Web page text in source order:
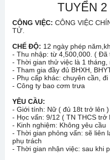
TUYỂN
CÔNG VIỆC: CÔNG VIỆC
TỬ.
CHẾ ĐỘ: 12 ngày phép
- Thu nhập: từ 4,500,000. ( Đã
- Thời gian thử việc là 1
- Tham gia đầy đủ BHXH,
- Phụ cấp khác: chuyên cần, đi
- Công ty bao cơm trưa
YÊU CẦU:
- Giới tính: Nữ ( đủ 18t trở lên )
- Học vấn: 9/12 ( TN THCS trở
- Kinh nghiệm: Không yêu cầu
- Thời gian phỏng vấn: sẽ liên
phụ trách
- Thời gian nhận việc: sau khi